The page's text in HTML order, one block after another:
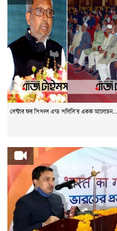
সেন্টার ফর পিপল্স এন্ড পলিসি’র একক আলোচন...